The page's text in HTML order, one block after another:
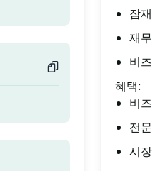
잠
재
비
혜택:
비
전
시